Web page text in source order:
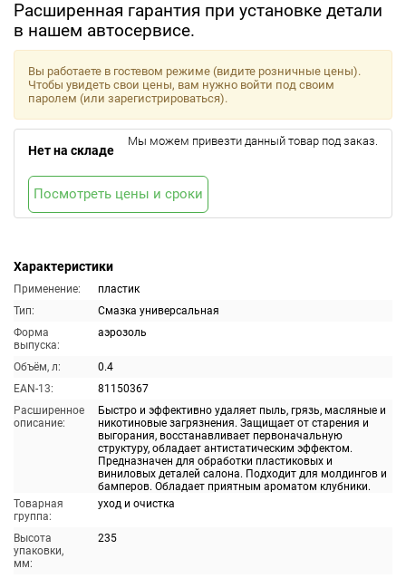
Расширенная гарантия при установке детали
в нашем автосервисе.
Характеристики
Применение:
пластик
Тип:
Смазка универсальная
Форма
выпуска:
аэрозоль
Объём, л:
0.4
EAN-13:
81150367
Расширенное
описание:
Быстро и эффективно удаляет пыль, грязь, масляные и
никотиновые загрязнения. Защищает от старения и
выгорания, восстанавливает первоначальную
структуру, обладает антистатическим эффектом.
Предназначен для обработки пластиковых и
виниловых деталей салона. Подходит для молдингов и
бамперов. Обладает приятным ароматом клубники.
Товарная
группа:
уход и очистка
Высота
упаковки,
мм:
235
Вы работаете в гостевом режиме (видите розничные цены).
Чтобы увидеть свои цены, вам нужно войти под своим
паролем (или зарегистрироваться).
Нет на складе
Мы можем привезти данный товар под заказ.
Посмотреть цены и сроки